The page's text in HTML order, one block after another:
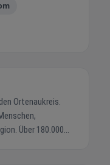
Ortenaukreis.
Über 180.000